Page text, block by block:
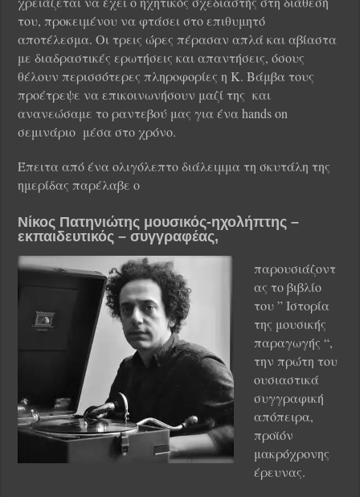
του, προκειμένου να φτάσει στο επιθυμητό
αποτέλεσμα. Οι τρεις ώρες πέρασαν απλά και αβίαστα
με διαδραστικές ερωτήσεις και απαντήσεις, όσους
θέλουν περισσότερες πληροφορίες η Κ. Βάμβα τους
προέτρεψε να επικοινωνήσουν μαζί της και
ανανεώσαμε το ραντεβού μας για ένα hands on
σεμινάριο μέσα στο χρόνο.
Έπειτα από ένα ολιγόλεπτο διάλειμμα τη σκυτάλη της
ημερίδας παρέλαβε ο
Νίκος Πατηνιώτης μουσικός-ηχολήπτης –
εκπαιδευτικός – συγγραφέας,
παρουσιάζοντ
ας το βιβλίο
του ” Ιστορία
της μουσικής
παραγωγής “,
την πρώτη του
ουσιαστικά
συγγραφική
απόπειρα,
προϊόν
μακρόχρονης
έρευνας.